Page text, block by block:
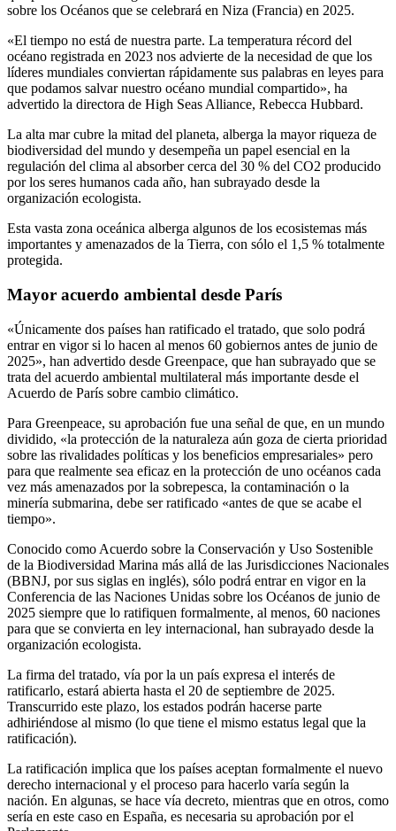
sobre los Océanos que se celebrará en Niza (Francia) en 2025.
«El tiempo no está de nuestra parte. La temperatura récord del
océano registrada en 2023 nos advierte de la necesidad de que los
líderes mundiales conviertan rápidamente sus palabras en leyes para
que podamos salvar nuestro océano mundial compartido», ha
advertido la directora de High Seas Alliance, Rebecca Hubbard.
La alta mar cubre la mitad del planeta, alberga la mayor riqueza de
biodiversidad del mundo y desempeña un papel esencial en la
regulación del clima al absorber cerca del 30 % del CO2 producido
por los seres humanos cada año, han subrayado desde la
organización ecologista.
Esta vasta zona oceánica alberga algunos de los ecosistemas más
importantes y amenazados de la Tierra, con sólo el 1,5 % totalmente
protegida.
Mayor acuerdo ambiental desde París
«Únicamente dos países han ratificado el tratado, que solo podrá
entrar en vigor si lo hacen al menos 60 gobiernos antes de junio de
2025», han advertido desde Greenpace, que han subrayado que se
trata del acuerdo ambiental multilateral más importante desde el
Acuerdo de París sobre cambio climático.
Para Greenpeace, su aprobación fue una señal de que, en un mundo
dividido, «la protección de la naturaleza aún goza de cierta prioridad
sobre las rivalidades políticas y los beneficios empresariales» pero
para que realmente sea eficaz en la protección de uno océanos cada
vez más amenazados por la sobrepesca, la contaminación o la
minería submarina, debe ser ratificado «antes de que se acabe el
tiempo».
Conocido como Acuerdo sobre la Conservación y Uso Sostenible
de la Biodiversidad Marina más allá de las Jurisdicciones Nacionales
(BBNJ, por sus siglas en inglés), sólo podrá entrar en vigor en la
Conferencia de las Naciones Unidas sobre los Océanos de junio de
2025 siempre que lo ratifiquen formalmente, al menos, 60 naciones
para que se convierta en ley internacional, han subrayado desde la
organización ecologista.
La firma del tratado, vía por la un país expresa el interés de
ratificarlo, estará abierta hasta el 20 de septiembre de 2025.
Transcurrido este plazo, los estados podrán hacerse parte
adhiriéndose al mismo (lo que tiene el mismo estatus legal que la
ratificación).
La ratificación implica que los países aceptan formalmente el nuevo
derecho internacional y el proceso para hacerlo varía según la
nación. En algunas, se hace vía decreto, mientras que en otros, como
sería en este caso en España, es necesaria su aprobación por el